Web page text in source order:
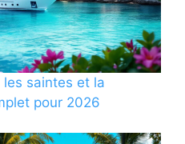
saintes et la
pour 2026